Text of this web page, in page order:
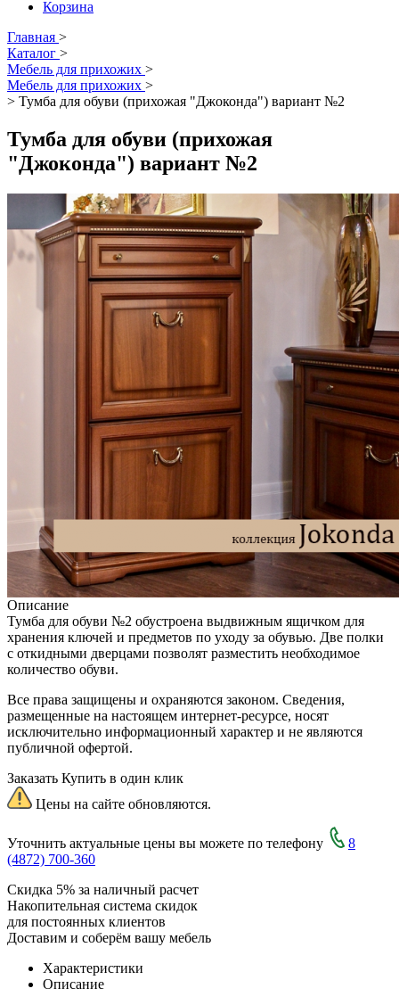
Корзина
Главная >
Каталог >
Мебель для прихожих >
Мебель для прихожих >
> Тумба для обуви (прихожая "Джоконда") вариант №2
Тумба для обуви (прихожая
"Джоконда") вариант №2
Описание
Тумба для обуви №2 обустроена выдвижным ящичком для
хранения ключей и предметов по уходу за обувью. Две полки
с откидными дверцами позволят разместить необходимое
количество обуви.
Все права защищены и охраняются законом. Сведения,
размещенные на настоящем интернет-ресурсе, носят
исключительно информационный характер и не являются
публичной офертой.
Заказать Купить в один клик
Цены на сайте обновляются.
Уточнить актуальные цены вы можете по телефону
8
(4872) 700-360
Скидка 5% за наличный расчет
Накопительная система скидок
для постоянных клиентов
Доставим и соберём вашу мебель
Характеристики
Описание